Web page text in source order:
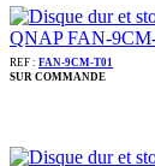
QNAP FAN-
REF : FAN-9CM-T01
SUR COMMANDE